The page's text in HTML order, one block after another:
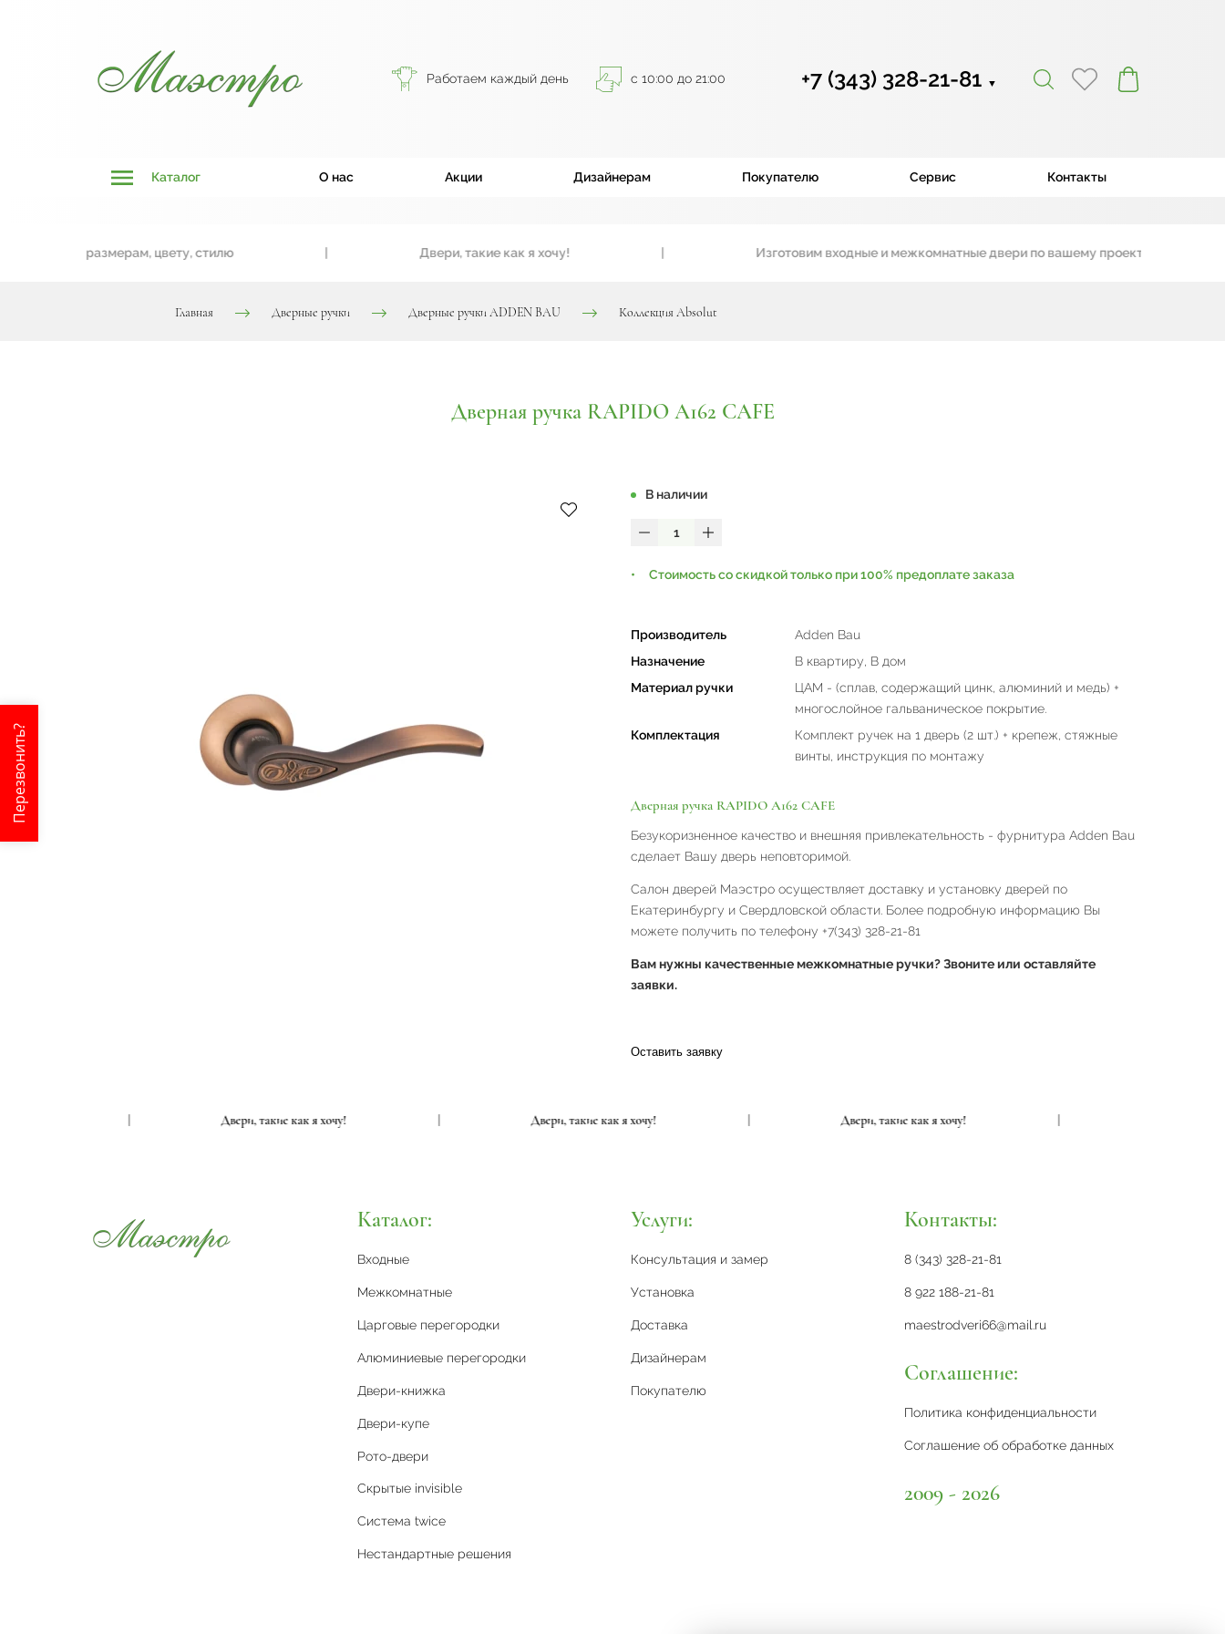
Работаем каждый день с 10:00 до 21:00 +7 (343) 328-21-81 ▼
Каталог О нас Акции Дизайнерам Покупателю Сервис Контакты
к размерам, цвету, стилю Двери, такие как я хочу! Изготовим входные и межкомнатные двери по вашему проекту
Главная Дверные ручки Дверные ручки ADDEN BAU Коллекция Absolut
Дверная ручка RAPIDO A162 CAFE
В наличии
Стоимость со скидкой только при 100% предоплате заказа
Производитель
Adden Bau
Назначение
В квартиру, В дом
Материал ручки
ЦАМ - (сплав, содержащий цинк, алюминий и медь) +
многослойное гальваническое покрытие.
Комплектация
Комплект ручек на 1 дверь (2 шт.) + крепеж, стяжные
винты, инструкция по монтажу
Дверная ручка RAPIDO A162 CAFE
Безукоризненное качество и внешняя привлекательность - фурнитура Adden Bau
сделает Вашу дверь неповторимой.
Салон дверей Маэстро осуществляет доставку и установку дверей по
Екатеринбургу и Свердловской области. Более подробную информацию Вы
можете получить по телефону +7(343) 328-21-81
Вам нужны качественные межкомнатные ручки? Звоните или оставляйте
заявки.
Оставить заявку
Двери, такие как я хочу! Двери, такие как я хочу! Двери, такие как я хочу!
Каталог:
Входные
Межкомнатные
Царговые перегородки
Алюминиевые перегородки
Двери-книжка
Двери-купе
Рото-двери
Скрытые invisible
Система twice
Нестандартные решения
Услуги:
Консультация и замер
Установка
Доставка
Дизайнерам
Покупателю
Контакты:
8 (343) 328-21-81
8 922 188-21-81
maestrodveri66@mail.ru
Соглашение:
Политика конфиденциальности
Соглашение об обработке данных
2009 - 2026
Перезвонить?